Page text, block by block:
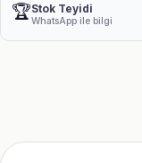
🏆Stok Teyidi
WhatsApp ile bilgi